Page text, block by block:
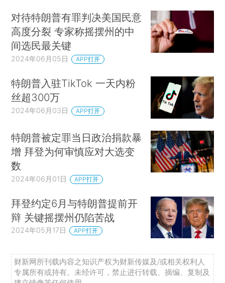
对待特朗普有罪判决美国民意
高度分裂 专家称摇摆州的中
间选民最关键
2024年06月05日 APP打开
特朗普入驻TikTok 一天内粉
丝超300万
2024年06月03日 APP打开
特朗普被定罪当日政治捐款暴
增 拜登为何审慎应对大选变
数
2024年06月01日 APP打开
拜登约定6月与特朗普提前开
辩 关键摇摆州仍陷苦战
2024年05月17日 APP打开
财新网所刊载内容之知识产权为财新传媒及/或相关权利人
专属所有或持有。未经许可，禁止进行转载、摘编、复制及